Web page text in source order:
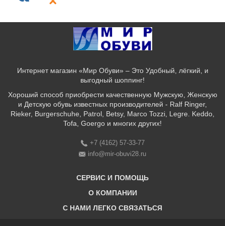
Интернет магазин «Мир Обуви» – Это Удобный, лёгкий, и
выгодный шоппинг!
Хороший способ приобрести качественную Мужскую, Женскую
и Детскую обувь известных производителей - Ralf Ringer,
Rieker, Burgerschuhe, Patrol, Betsy, Marco Tozzi, Legre. Keddo,
Tofa, Goergo и многих других!
+7 (4162) 57-33-77
info@mir-obuvi28.ru
СЕРВИС И ПОМОЩЬ
Бонусная программа
О КОМПАНИИ
C НАМИ ЛЕГКО СВЯЗАТЬСЯ